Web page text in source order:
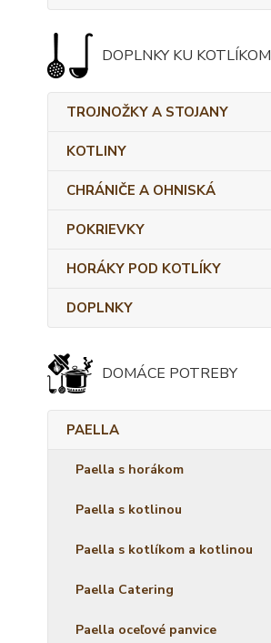
DOPLNKY KU KOTLÍKOM
TROJNOŽKY A STOJANY
KOTLINY
CHRÁNIČE A OHNISKÁ
POKRIEVKY
HORÁKY POD KOTLÍKY
DOPLNKY
DOMÁCE POTREBY
PAELLA
Paella s horákom
Paella s kotlinou
Paella s kotlíkom a kotlinou
Paella Catering
Paella oceľové panvice